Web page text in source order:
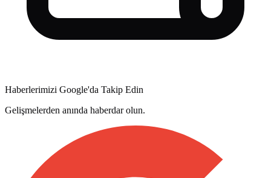
Haberlerimizi Google'da Takip Edin
Gelişmelerden anında haberdar olun.